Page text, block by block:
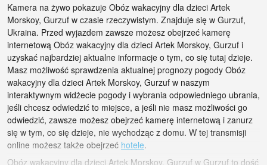
Kamera na żywo pokazuje Obóz wakacyjny dla dzieci Artek
Morskoy, Gurzuf w czasie rzeczywistym. Znajduje się w Gurzuf,
Ukraina. Przed wyjazdem zawsze możesz obejrzeć kamerę
internetową Obóz wakacyjny dla dzieci Artek Morskoy, Gurzuf i
uzyskać najbardziej aktualne informacje o tym, co się tutaj dzieje.
Masz możliwość sprawdzenia aktualnej prognozy pogody Obóz
wakacyjny dla dzieci Artek Morskoy, Gurzuf w naszym
interaktywnym widżecie pogody i wybrania odpowiedniego ubrania,
jeśli chcesz odwiedzić to miejsce, a jeśli nie masz możliwości go
odwiedzić, zawsze możesz obejrzeć kamerę internetową i zanurz
się w tym, co się dzieje, nie wychodząc z domu. W tej transmisji
online możesz także obejrzeć hotele.
Obóz wakacyjny dla dzieci Artek Morskoy, Gurzuf w Gurzuf to dość